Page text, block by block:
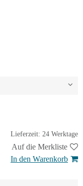
Lieferzeit: 24 Werktage
Auf die Merkliste
In den Warenkorb